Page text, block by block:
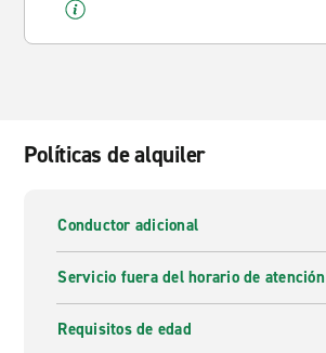
Políticas de alquiler
Conductor adicional
Servicio fuera del horario de atención
Requisitos de edad